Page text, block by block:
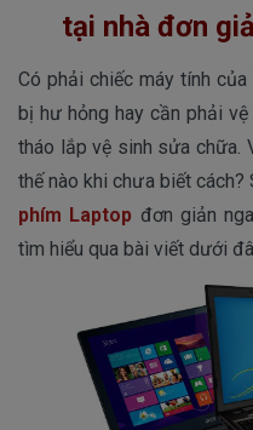
tại nhà đơn
Có phải chiếc máy tính
bị hư hỏng hay cần phải
tháo lắp vệ sinh sửa chữa.
thế nào khi chưa biết cách?
phím Laptop đơn giản
tìm hiểu qua bài viết dưới